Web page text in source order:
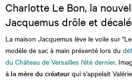
Charlotte Le Bon, la
Jacquemus drôle et
La maison Jacquemus lève le voile sur
modèle de sac à main présenté lors du
du Château de Versailles l’été dernier.
à la mère du créateurqui s'appelait